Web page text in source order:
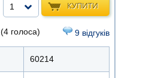
КУПИТИ
1
(4 голоса) 9 відгуків
60214